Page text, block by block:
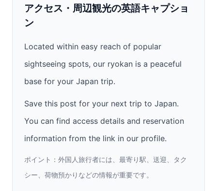
アクセス・周辺観光の英語キャプショ
ン
Located within easy reach of popular
sightseeing spots, our ryokan is a peaceful
base for your Japan trip.
Save this post for your next trip to Japan.
You can find access details and reservation
information from the link in our profile.
ポイント：外国人旅行者には、最寄り駅、送迎、タク
シー、荷物預かりなどの情報が重要です。